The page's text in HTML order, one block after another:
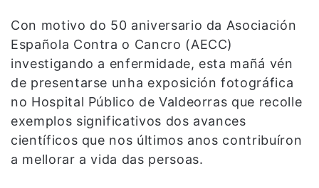
Con motivo do 50 aniversario da Asociación
Española Contra o Cancro (AECC)
investigando a enfermidade, esta mañá vén
de presentarse unha exposición fotográfica
no Hospital Público de Valdeorras que recolle
exemplos significativos dos avances
científicos que nos últimos anos contribuíron
a mellorar a vida das persoas.